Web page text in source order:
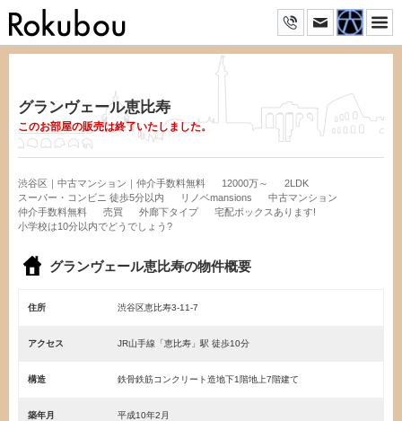
グランヴェール恵比寿
このお部屋の販売は終了いたしました。
渋谷区｜中古マンション｜仲介手数料無料 12000万～
2LDK
スーパー・コンビニ 徒歩5分以内
リノベmansions
中古マンション
仲介手数料無料
売買 外廊下タイプ
宅配ボックスあります!
小学校は10分以内でどうでしょう?
グランヴェール恵比寿の物件概要
住所 渋谷区恵比寿3-11-7
アクセス JR山手線「恵比寿」駅 徒歩10分
構造 鉄骨鉄筋コンクリート造地下1階地上7階建て
築年月 平成10年2月